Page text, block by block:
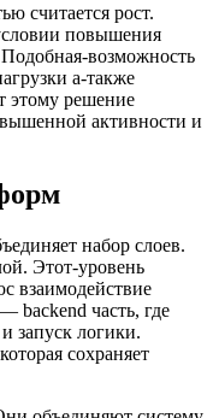
считается рост.
повышения
возможность
а-также
этому решение
активности и
набор слоев.
Этот-уровень
взаимодействие
часть, где
запуск логики.
сохраняет